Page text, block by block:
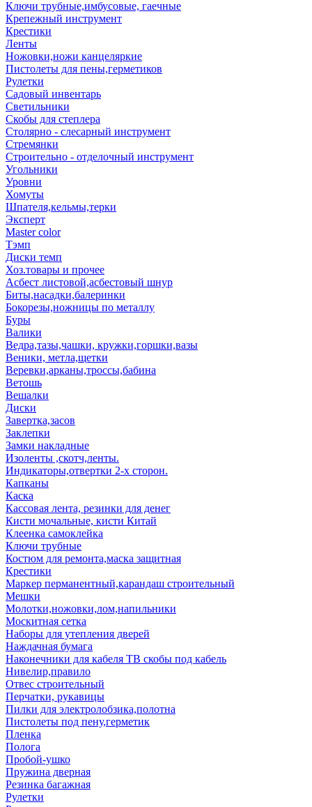
Ключи трубные,имбусовые, гаечные
Крепежный инструмент
Крестики
Ленты
Ножовки,ножи канцеляркие
Пистолеты для пены,герметиков
Рулетки
Садовый инвентарь
Светильники
Скобы для степлера
Столярно - слесарный инструмент
Стремянки
Строительно - отделочный инструмент
Угольники
Уровни
Хомуты
Шпателя,кельмы,терки
Эксперт
Master color
Тэмп
Диски темп
Хоз.товары и прочее
Асбест листовой,асбестовый шнур
Биты,насадки,балеринки
Бокорезы,ножницы по металлу
Буры
Валики
Ведра,тазы,чашки, кружки,горшки,вазы
Веники, метла,щетки
Веревки,арканы,троссы,бабина
Ветошь
Вешалки
Диски
Завертка,засов
Заклепки
Замки накладные
Изоленты ,скотч,ленты.
Индикаторы,отвертки 2-х сторон.
Капканы
Каска
Кассовая лента, резинки для денег
Кисти мочальные, кисти Китай
Клеенка самоклейка
Ключи трубные
Костюм для ремонта,маска защитная
Крестики
Маркер перманентный,карандаш строительный
Мешки
Молотки,ножовки,лом,напильники
Москитная сетка
Наборы для утепления дверей
Наждачная бумага
Наконечники для кабеля ТВ скобы под кабель
Нивелир,правило
Отвес строительный
Перчатки, рукавицы
Пилки для электролобзика,полотна
Пистолеты под пену,герметик
Пленка
Полога
Пробой-ушко
Пружина дверная
Резинка багажная
Рулетки